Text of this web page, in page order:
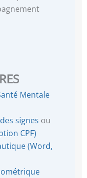
Mentale
signes ou
CPF)
(Word,